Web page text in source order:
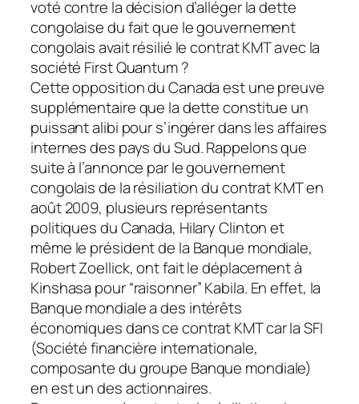
voté contre la décision d’alléger la dette
congolaise du fait que le gouvernement
congolais avait résilié le contrat KMT avec la
société First Quantum ?
Cette opposition du Canada est une preuve
supplémentaire que la dette constitue un
puissant alibi pour s’ingérer dans les affaires
internes des pays du Sud. Rappelons que
suite à l’annonce par le gouvernement
congolais de la résiliation du contrat KMT en
août 2009, plusieurs représentants
politiques du Canada, Hilary Clinton et
même le président de la Banque mondiale,
Robert Zoellick, ont fait le déplacement à
Kinshasa pour “raisonner” Kabila. En effet, la
Banque mondiale a des intérêts
économiques dans ce contrat KMT car la SFI
(Société financière internationale,
composante du groupe Banque mondiale)
en est un des actionnaires.